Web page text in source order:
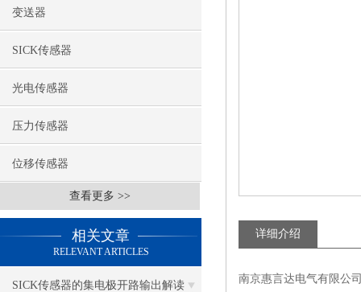
变送器
SICK传感器
光电传感器
压力传感器
位移传感器
查看更多 >>
相关文章
RELEVANT ARTICLES
SICK传感器的集电极开路输出解读
详细介绍
南京惠言达电气有限公